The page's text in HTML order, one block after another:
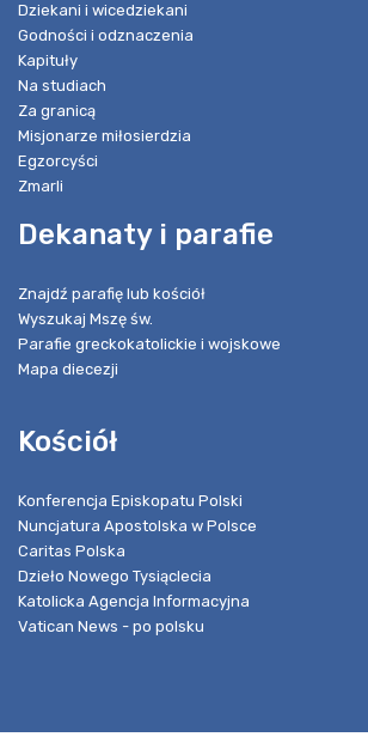
Dziekani i wicedziekani
Godności i odznaczenia
Kapituły
Na studiach
Za granicą
Misjonarze miłosierdzia
Egzorcyści
Zmarli
Dekanaty i parafie
Znajdź parafię lub kościół
Wyszukaj Mszę św.
Parafie greckokatolickie i wojskowe
Mapa diecezji
Kościół
Konferencja Episkopatu Polski
Nuncjatura Apostolska w Polsce
Caritas Polska
Dzieło Nowego Tysiąclecia
Katolicka Agencja Informacyjna
Vatican News - po polsku